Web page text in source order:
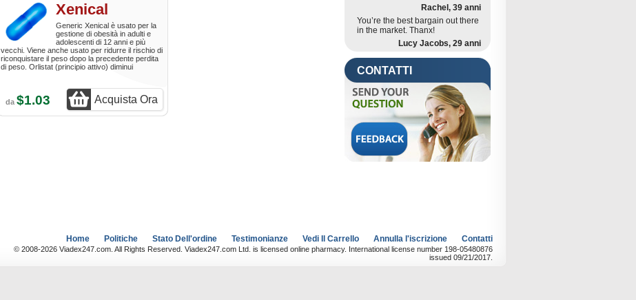
Xenical
Generic Xenical è usato per la
gestione di obesità in adulti e
adolescenti di 12 anni e più
vecchi. Viene anche usato per ridurre il rischio di
riconquistare il peso dopo la precedente perdita
di peso. Orlistat (principio attivo) diminui
da $1.03 Acquista Ora
Rachel, 39 anni
You’re the best bargain out there
in the market. Thanx!
Lucy Jacobs, 29 anni
CONTATTI
Home Politiche Stato Dell'ordine Testimonianze Vedi Il Carrello Annulla l'iscrizione Contatti
© 2008-2026 Viadex247.com. All Rights Reserved. Viadex247.com Ltd. is licensed online pharmacy. International license number 198-05480876
issued 09/21/2017.